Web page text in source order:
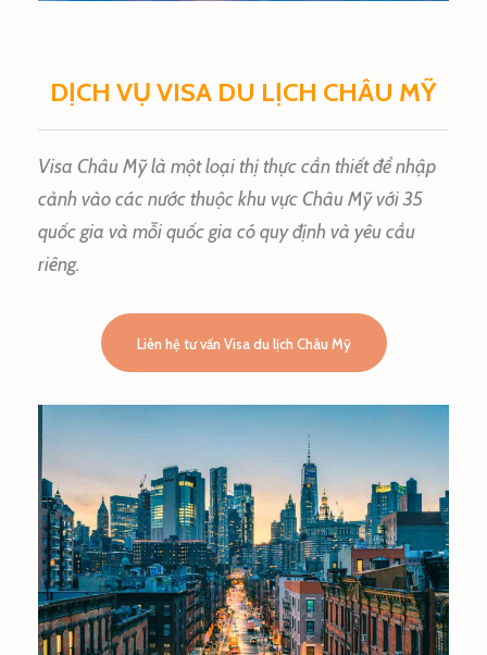
DỊCH VỤ VISA DU LỊCH CHÂU MỸ
Visa Châu Mỹ là một loại thị thực cần thiết để nhập
cảnh vào các nước thuộc khu vực Châu Mỹ với 35
quốc gia và mỗi quốc gia có quy định và yêu cầu
riêng.
Liên hệ tư vấn Visa du lịch Châu Mỹ
MỸ